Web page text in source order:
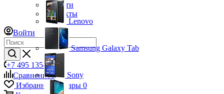
Новости
Контакты
Войти
+7 495 135-39-43
Сравнение0
Избранные товары 0
Lenovo
Samsung Galaxy Tab
Sony